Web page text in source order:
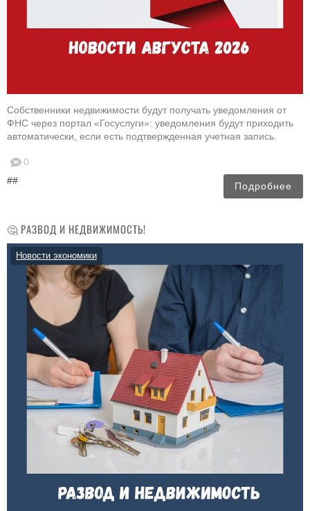
Собственники недвижимости будут получать уведомления от
ФНС через портал «Госуслуги»: уведомления будут приходить
автоматически, если есть подтвержденная учетная запись.
0
##
Подробнее
🤔 РАЗВОД И НЕДВИЖИМОСТЬ!
Новости экономики